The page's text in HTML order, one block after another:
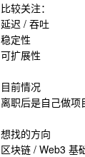
比较关注：
延迟 / 吞吐
稳定性
可扩展性
目前情况
离职后是自己做项
想找的方向
区块链 / Web3 基